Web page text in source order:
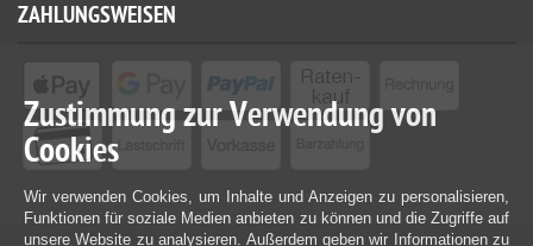
ZAHLUNGSWEISEN
Zustimmung zur Verwendung von
Cookies
Wir verwenden Cookies, um Inhalte und Anzeigen zu personalisieren,
Funktionen für soziale Medien anbieten zu können und die Zugriffe auf
unsere Website zu analysieren. Außerdem geben wir Informationen zu